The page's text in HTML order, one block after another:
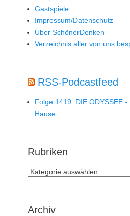
Gastspiele
Impressum/Datenschutz
Über SchönerDenken
Verzeichnis aller von uns
RSS-Podcastfeed
Folge 1419: DIE ODYSSEE
Hause
Rubriken
Rubriken
Archiv